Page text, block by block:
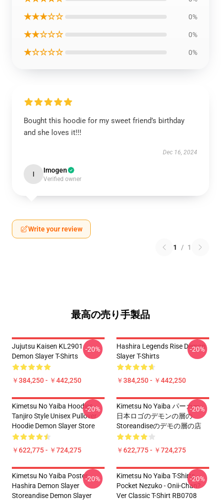
★★★☆☆ 0%
★★☆☆☆ 0%
★☆☆☆☆ 0%
Bought this hoodie for my sweet friend’s birthday
and she loves it!!!
Dec 16, 2024
I Imogen
Verified owner
Write your review
1 / 1
最高の売り手製品
Jujutsu Kaisen KL2901
Demon Slayer T-Shirts
￥384,250 - ￥442,250
-20%
Hashira Legends Rise Demon
Slayer T-Shirts
￥384,250 - ￥442,250
-20%
Kimetsu No Yaiba Hoodies -
Tanjiro Style Unisex Pullover
Hoodie Demon Slayer Store
￥622,775 - ￥724,275
-20%
Kimetsu No Yaiba パーカー -
日本ロゴのデモンの層の
Storeandiseのデモの層の店
￥622,775 - ￥724,275
-20%
Kimetsu No Yaiba Poster
Hashira Demon Slayer
Storeandise Demon Slayer
-20%
Kimetsu No Yaiba T-Shirts -
Pocket Nezuko - Onii-Chan?
Ver Classic T-Shirt RB0708
-20%